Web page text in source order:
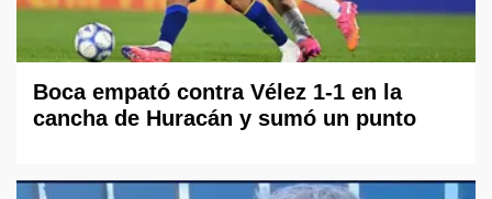
Boca empató contra Vélez 1-1 en la
cancha de Huracán y sumó un punto